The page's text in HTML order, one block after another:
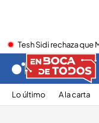
Tesh Sidi rechaza
Lo último A la carta